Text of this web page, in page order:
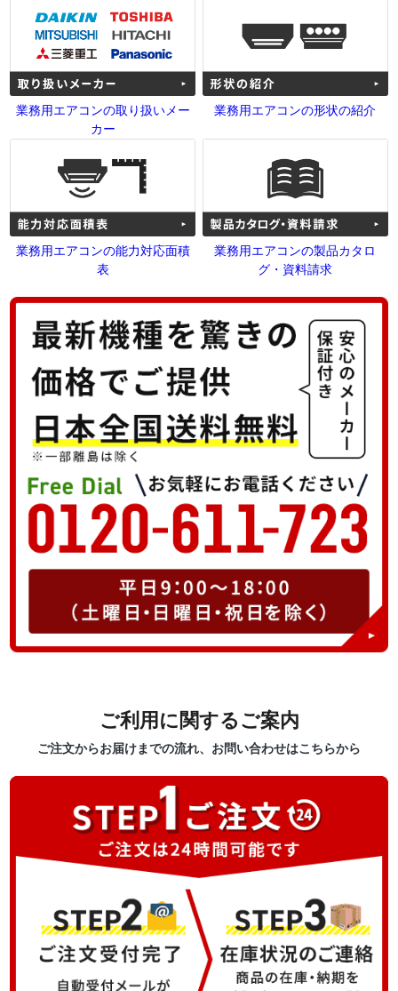
業務用エアコンの取り扱いメー
カー
業務用エアコンの形状の紹介
業務用エアコンの能力対応面積
表
業務用エアコンの製品カタロ
グ・資料請求
ご利用に関するご案内
ご注文からお届けまでの流れ、お問い合わせはこちらから